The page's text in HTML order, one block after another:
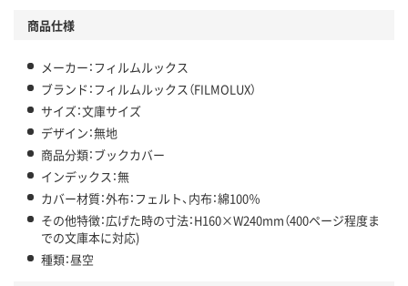
商品仕様
メーカー：フィルムルックス
ブランド：フィルムルックス（FILMOLUX）
サイズ：文庫サイズ
デザイン：無地
商品分類：ブックカバー
インデックス：無
カバー材質：外布：フェルト、内布：綿100％
その他特徴：広げた時の寸法：H160×W240mm（400ページ程度ま
での文庫本に対応)
種類：昼空